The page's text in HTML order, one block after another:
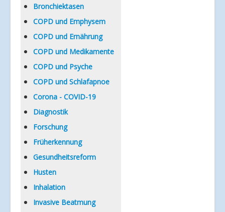
Bronchiektasen
COPD und Emphysem
COPD und Ernährung
COPD und Medikamente
COPD und Psyche
COPD und Schlafapnoe
Corona - COVID-19
Diagnostik
Forschung
Früherkennung
Gesundheitsreform
Husten
Inhalation
Invasive Beatmung